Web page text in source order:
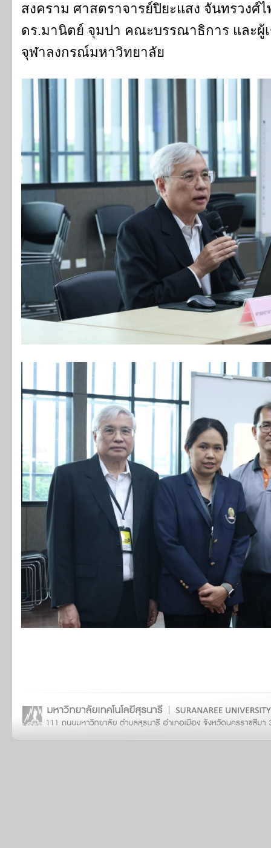
สงคราม ศาสตราจารย์ปิยะแสง จันทรวงศ์
ดร.มานิตย์ จุมปา คณะบรรณาธิการ และ
จุฬาลงกรณ์มหาวิทยาลัย